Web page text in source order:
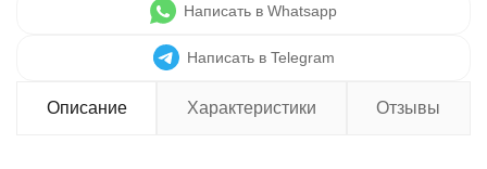
Написать в Whatsapp
Написать в Telegram
Описание Характеристики Отзывы